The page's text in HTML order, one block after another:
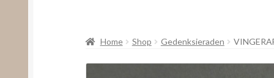
Home Shop Gedenksieraden